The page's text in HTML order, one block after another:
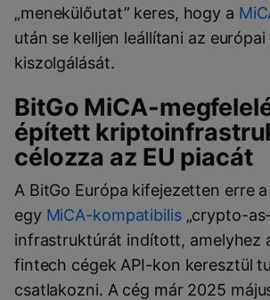
„menekülőutat” keres, hogy a
után se kelljen leállítani az
kiszolgálását.
BitGo MiCA-
épített
célozza az EU piacát
A BitGo Európa kifejezetten erre
egy MiCA-kompatibilis„crypto-
infrastruktúrát indított, amelyhez
fintech cégek API-kon keresztül
csatlakozni. A cég már 2025